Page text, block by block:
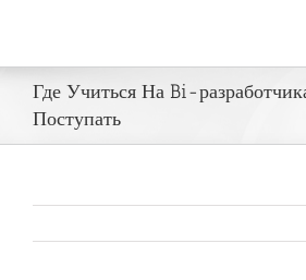
Где Учиться На Bi-
Поступать